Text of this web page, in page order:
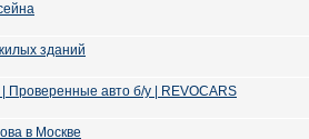
зданий
Проверенные авто б/у | REVOCARS
в Москве